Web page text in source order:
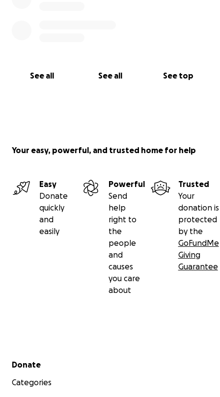
See all See all See top
Your easy, powerful, and trusted home for help
Easy
Donate
quickly
and
easily
Powerful
Send
help
right to
the
people
and
causes
you care
about
Trusted
Your
donation is
protected
by the
GoFundMe
Giving
Guarantee
Secondary menu
Donate
Categories